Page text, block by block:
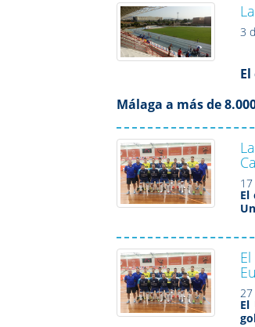
3
Málaga a más de
El
El